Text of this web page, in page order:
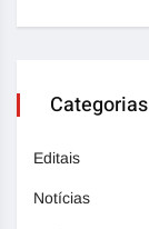
Categorias
Editais
Notícias